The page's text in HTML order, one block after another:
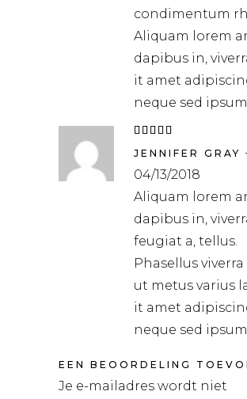
condimentum
Aliquam lorem
dapibus in,
it amet
neque sed ipsum.
5
JENNIFER GRAY
04/13/2018
Aliquam lorem
dapibus in,
feugiat a, tellus.
Phasellus
ut metus varius
it amet
neque sed ipsum.
EEN BEOORDELING
Je e-mailadres wordt niet